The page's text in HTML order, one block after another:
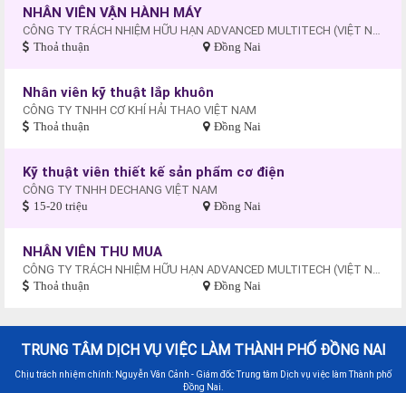
NHÂN VIÊN VẬN HÀNH MÁY
CÔNG TY TRÁCH NHIỆM HỮU HẠN ADVANCED MULTITECH (VIỆT NAM)
Thoả thuận Đồng Nai
Nhân viên kỹ thuật lắp khuôn
CÔNG TY TNHH CƠ KHÍ HẢI THAO VIỆT NAM
Thoả thuận Đồng Nai
Kỹ thuật viên thiết kế sản phẩm cơ điện
CÔNG TY TNHH DECHANG VIỆT NAM
15-20 triệu Đồng Nai
NHÂN VIÊN THU MUA
CÔNG TY TRÁCH NHIỆM HỮU HẠN ADVANCED MULTITECH (VIỆT NAM)
Thoả thuận Đồng Nai
TRUNG TÂM DỊCH VỤ VIỆC LÀM THÀNH PHỐ ĐỒNG NAI
Chịu trách nhiệm chính: Nguyễn Văn Cảnh - Giám đốc Trung tâm Dịch vụ việc làm Thành phố
Đồng Nai.